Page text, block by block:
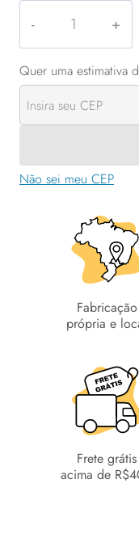
Cherry
manga
quantidade
Não sei meu CEP
Fabricação
própria e
Frete grátis
acima de